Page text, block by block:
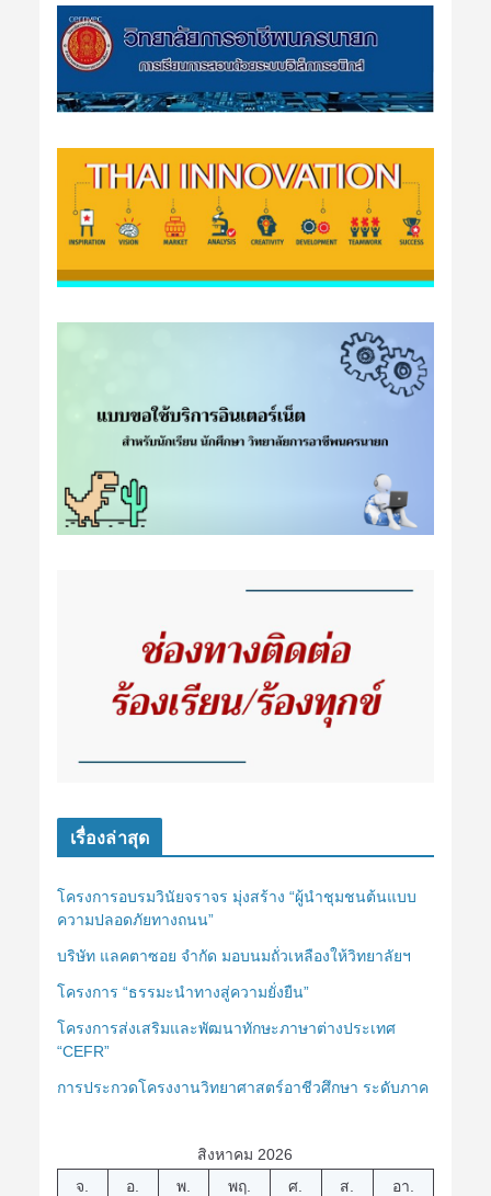
เรื่องล่าสุด
โครงการอบรมวินัยจราจร มุ่งสร้าง “ผู้นำชุมชนต้นแบบ
ความปลอดภัยทางถนน”
บริษัท แลคตาซอย จำกัด มอบนมถั่วเหลืองให้วิทยาลัยฯ
โครงการ “ธรรมะนำทางสู่ความยั่งยืน”
โครงการส่งเสริมและพัฒนาทักษะภาษาต่างประเทศ
“CEFR”
การประกวดโครงงานวิทยาศาสตร์อาชีวศึกษา ระดับภาค
สิงหาคม 2026
จ.
อ. พ. พฤ. ศ. ส.
อา.